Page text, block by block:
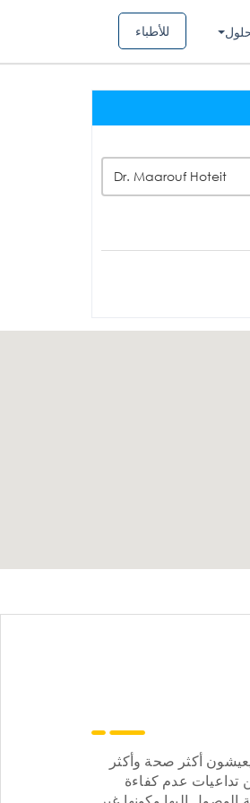
للأطباء
Dr. Maarouf Hoteit
أكثر صحة وأكثر
تداعيات عدم كفاءة